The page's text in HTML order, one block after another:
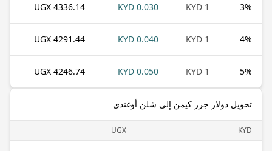
3%
1 KYD
0.030 KYD
4336.14 UGX
4%
1 KYD
0.040 KYD
4291.44 UGX
5%
1 KYD
0.050 KYD
4246.74 UGX
تحويل دولار جزر كيمن إلى شلن أوغندي
KYD
UGX